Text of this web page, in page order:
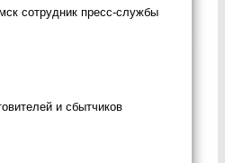
сотрудник пресс-службы
и сбытчиков